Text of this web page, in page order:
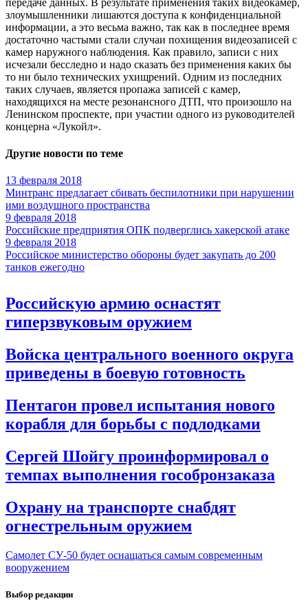
злоумышленники лишаются доступа к конфиденциальной
информации, а это весьма важно, так как в последнее время
достаточно частыми стали случаи похищения видеозаписей с
камер наружного наблюдения. Как правило, записи с них
исчезали бесследно и надо сказать без применения каких бы
то ни было технических ухищрений. Одним из последних
таких случаев, является пропажа записей с камер,
находящихся на месте резонансного ДТП, что произошло на
Ленинском проспекте, при участии одного из руководителей
концерна «Лукойл».
Другие новости по теме
13 февраля 2018
Минтранс предлагает сбивать беспилотники при нарушении
ими воздушного пространства
9 февраля 2018
Российские предприятия ОПК подверглись хакерской атаке
9 февраля 2018
Российское министерство обороны будет закупать до 200
танков ежегодно
Российскую армию оснастят
гиперзвуковым оружием
Войска центрального военного округа
приведены в боевую готовность
Пентагон провел испытания нового
корабля для борьбы с подлодками
Сергей Шойгу проинформировал о
темпах выполнения гособронзаказа
Охрану на транспорте снабдят
огнестрельным оружием
Самолет СУ-50 будет оснащаться самым современным
вооружением
Выбор редакции